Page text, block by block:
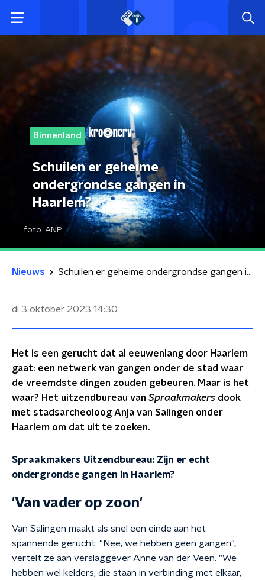
Binnenland
Schuilen er geheime
ondergrondse gangen in
Haarlem?
foto: ANP
Nieuws Schuilen er geheime ondergrondse gangen in Haarlem?
di 3 oktober 2023 14:30
Het is een gerucht dat al eeuwenlang door Haarlem
gaat: een netwerk van gangen onder de stad waar
de vreemdste dingen zouden gebeuren. Maar is het
waar? Het uitzendbureau van Spraakmakers dook
met stadsarcheoloog Anja van Salingen onder
Haarlem om dat uit te zoeken.
Spraakmakers Uitzendbureau: Zijn er echt
ondergrondse gangen in Haarlem?
'Van vader op zoon'
Van Salingen maakt als snel een einde aan het
spannende gerucht: "Nee, we hebben geen gangen",
vertelt ze aan verslaggever Anne van der Veen. "We
hebben wel kelders, die staan in verbinding met elkaar,